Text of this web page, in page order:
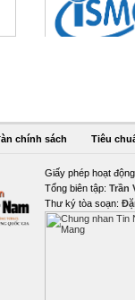
chính sách Tiêu
Giấy phép hoạt
Tổng biên tập: Trần
Thư ký tòa soạn: